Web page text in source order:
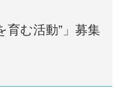
育む活動”」募集